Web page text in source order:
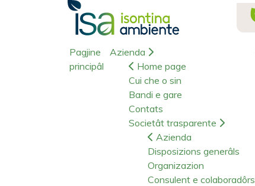
Pagjine
principâl
Azienda
Home page
Cui che o sin
Bandi e gare
Contats
Societât trasparente
Azienda
Disposizions generâls
Organizazion
Consulent e colaboradôrs